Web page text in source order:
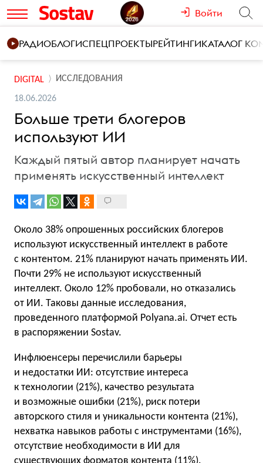
Войти
РАДИОБЛОГИСПЕЦПРОЕКТЫРЕЙТИНГИКАТАЛОГ
DIGITAL ИССЛЕДОВАНИЯ
18.06.2026
Больше трети блогеров
используют ИИ
Каждый пятый автор планирует начать
применять искусственный интеллект
Около 38% опрошенных российских блогеров
используют искусственный интеллект в работе
с контентом. 21% планируют начать применять ИИ.
Почти 29% не используют искусственный
интеллект. Около 12% пробовали, но отказались
от ИИ. Таковы данные исследования,
проведенного платформой Polyana.ai. Отчет есть
в распоряжении Sostav.
Инфлюенсеры перечислили барьеры
и недостатки ИИ: отсутствие интереса
к технологии (21%), качество результата
и возможные ошибки (21%), риск потери
авторского стиля и уникальности контента (21%),
нехватка навыков работы с инструментами (16%),
отсутствие необходимости в ИИ для